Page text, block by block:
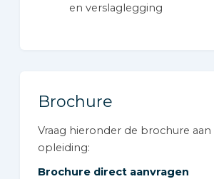
en verslaglegging
Brochure
Vraag hieronder de brochure
opleiding:
Brochure direct aanvragen